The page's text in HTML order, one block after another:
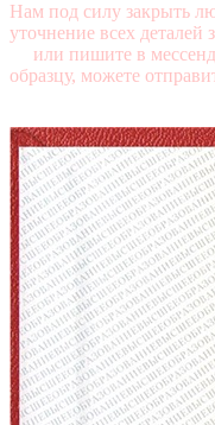
Нам под силу закрыть
уточнение всех деталей
или пишите в
образцу, можете